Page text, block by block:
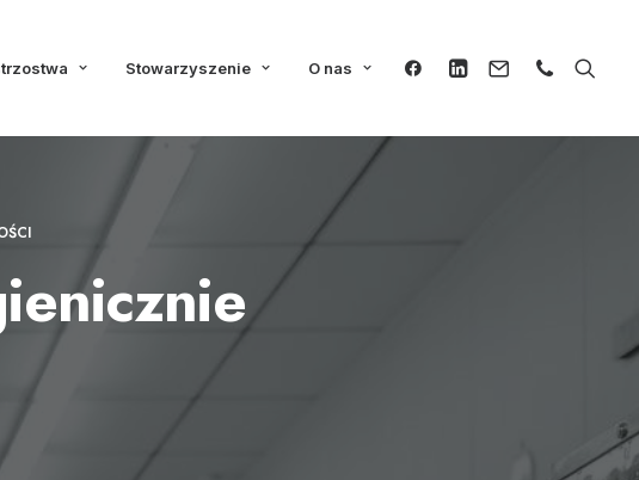
Stowarzyszenie O nas